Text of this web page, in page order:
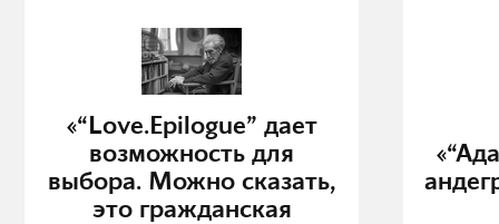
«“Love.Epilogue” дает
возможность для
выбора. Можно сказать,
это гражданская